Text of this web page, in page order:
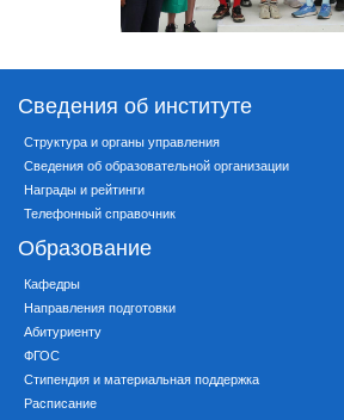
Сведения об институте
Структура и органы управления
Сведения об образовательной организации
Награды и рейтинги
Телефонный справочник
Образование
Кафедры
Направления подготовки
Абитуриенту
ФГОС
Стипендия и материальная поддержка
Расписание